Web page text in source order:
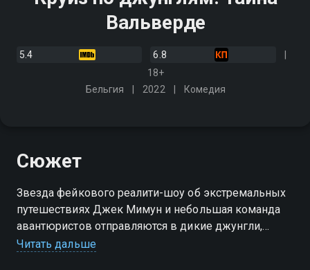
Вальверде
5.4
6.8
18+
Бельгия
2022 Комедия
Сюжет
Звезда фейкового реалити-шоу об экстремальных
путешествиях Джек Мимун и небольшая команда
авантюристов отправляются в дикие джунгли,
чтобы разыскать легендарный пиратский меч
Читать дальше